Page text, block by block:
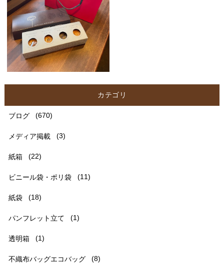
カテゴリ
ブログ (670)
メディア掲載 (3)
紙箱 (22)
ビニール袋・ポリ袋 (11)
紙袋 (18)
パンフレット立て (1)
透明箱 (1)
不織布バッグエコバッグ (8)